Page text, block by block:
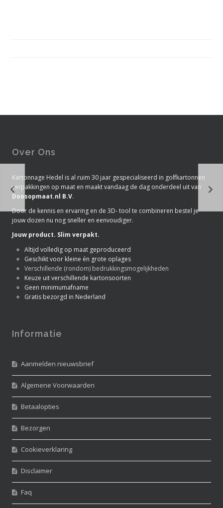
Over Ons
Kartonnage Hedel is al ruim 30 jaar gespecialiseerd in golfkartonnen
verpakkingen op maat en maakt vandaag de dag onderdeel uit van
Doosopmaat.nl B.V.
Door de kennis en ervaring en de 3D- tool te combineren bestel je
jouw dozen nu nog sneller en eenvoudiger.
Jouw product. Slim verpakt.
Altijd volledig op maat geproduceerd
Geschikt voor kleine én grote oplages
Verschillende (rondom) bedrukkingsmogelijkheden
Keuze uit verschillende kartonsoorten
Geen minimumafname
Gratis bezorgd in Nederland
Informatie
Aanmelden nieuwsbrief
Algemene Voorwaarden
Betaalopties
Bezorgen
Cookieverklaring
Disclaimer
Faq